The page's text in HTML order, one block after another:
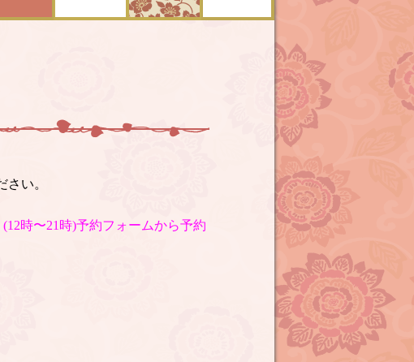
い。
(12時〜21時)予約フォームから予約